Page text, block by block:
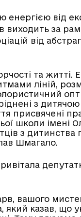
енергією від
виходить за
від
та житті.
ліній,
з дитячою
присвячені
школи імені
з дитинства
Шмагало.
вашого
казав, що